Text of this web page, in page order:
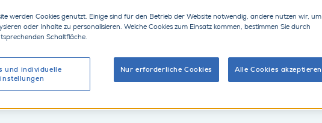
der Einkauf die volle Kontrolle
Einkauf?
werden Cookies genutzt. Einige sind für den Betrieb der Website notwendig, andere nutzen wir, um
oder Inhalte zu personalisieren. Welche Cookies zum Einsatz kommen, bestimmen Sie durch
Schaltfläche.
Nur erforderliche Cookies Alle Cookies akzeptieren
und individuelle